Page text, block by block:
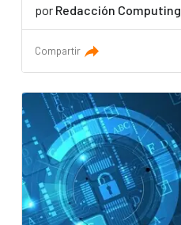
por Redacción Computing
Compartir